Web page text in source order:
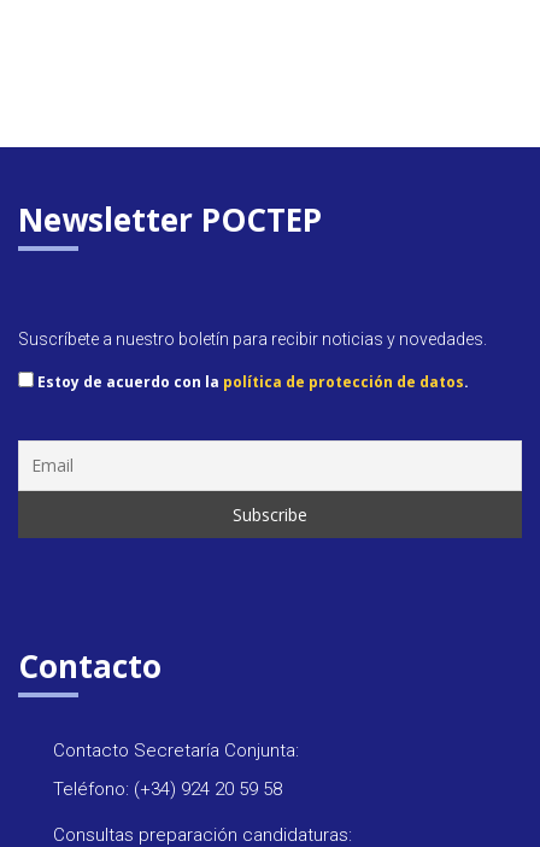
Newsletter POCTEP
Suscríbete a nuestro boletín para recibir noticias y novedades.
Estoy de acuerdo con la política de protección de datos.
Contacto
Contacto Secretaría Conjunta:
Teléfono: (+34) 924 20 59 58
Consultas preparación candidaturas: